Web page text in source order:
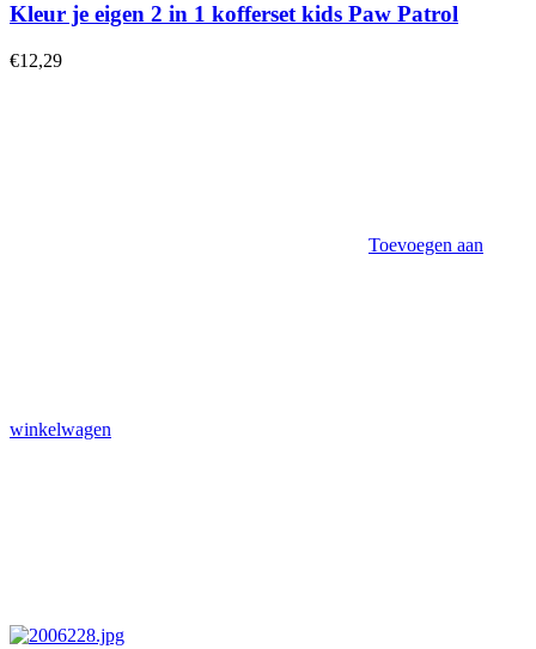
Kleur je eigen 2 in 1 kofferset kids Paw Patrol
€12,29
Toevoegen aan
winkelwagen